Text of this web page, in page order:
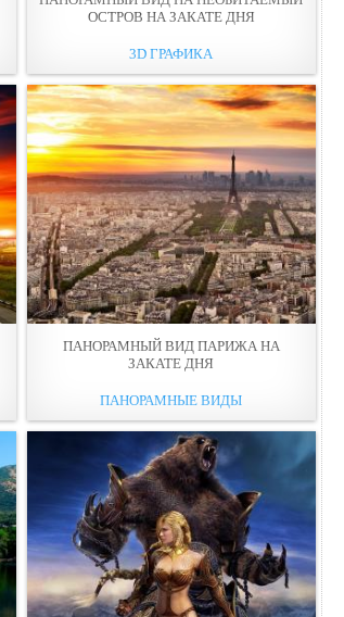
ОСТРОВ НА ЗАКАТЕ ДНЯ
3D ГРАФИКА
ПАНОРАМНЫЙ ВИД ПАРИЖА НА
ЗАКАТЕ ДНЯ
ПАНОРАМНЫЕ ВИДЫ